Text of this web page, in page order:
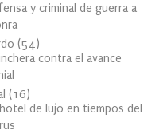
y criminal de guerra a
(54)
contra el avance
(16)
de lujo en tiempos del